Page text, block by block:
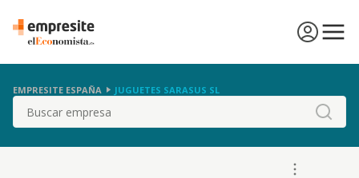
EMPRESITE ESPAÑA JUGUETES SARASUS SL
Buscar